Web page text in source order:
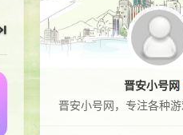
晋安小号网
晋安小号网，专注各种游